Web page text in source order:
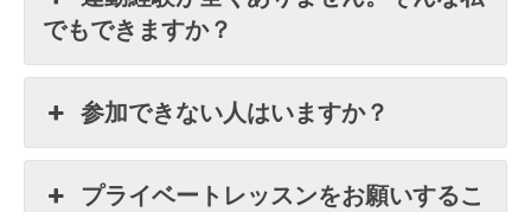
でもできますか？
参加できない人はいますか？
プライベートレッスンをお願いするこ